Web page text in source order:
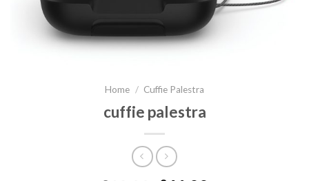
Home / Cuffie Palestra
cuffie palestra